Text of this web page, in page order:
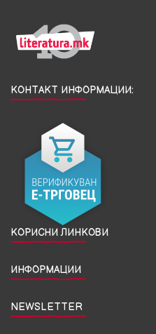
КОНТАКТ ИНФОРМАЦИИ:
КОРИСНИ ЛИНКОВИ
ИНФОРМАЦИИ
NEWSLETTER